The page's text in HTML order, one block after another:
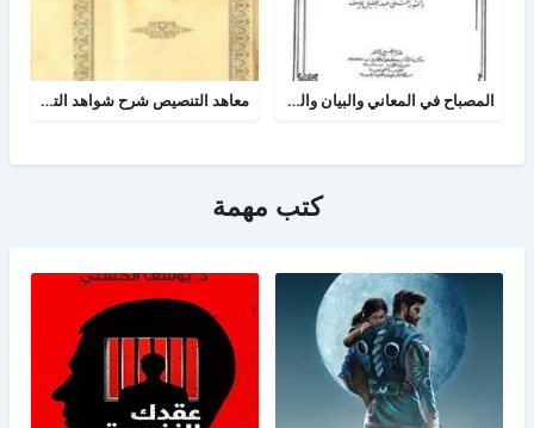
المصباح في المعاني والبيان والبديع معاهد التنصيص شرح شواهد التلخيص وبهامشه بدائع البدائه
كتب مهمة